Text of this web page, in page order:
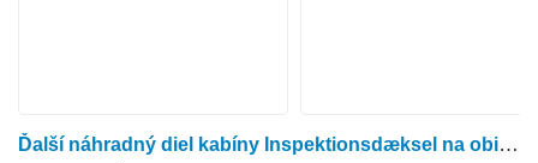
Ďalší náhradný diel kabíny Inspektionsdæksel na obilného kombajna Dronningborg D1650